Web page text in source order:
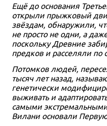
Ещё до основания
открыли прыжковый
звёздам, обнаружили,
не просто не одни, а
поскольку Древние
предков и расселяли
Потомков людей,
тысяч лет назад,
генетически
выживать и
самыми
Вилани основали